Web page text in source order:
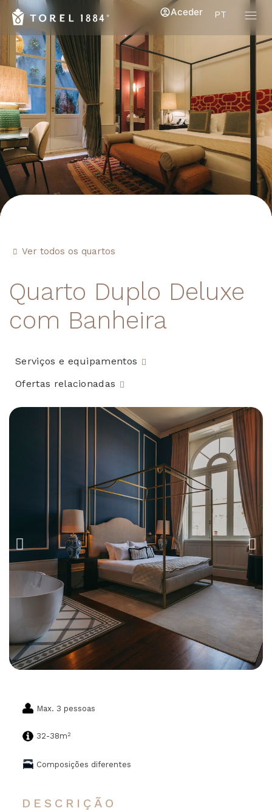
PT
Aceder
Ver todos os quartos
Quarto Duplo Deluxe
com Banheira
Serviços e equipamentos
Ofertas relacionadas
Max. 3 pessoas
32-38m2
Composições diferentes
DESCRIÇÃO